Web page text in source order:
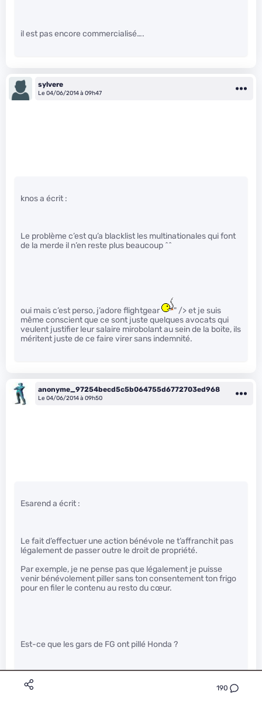
190
il est pas encore commercialisé….
sylvere
Le 04/06/2014 à 09h47
knos a écrit :
Le problème c’est qu’a blacklist les multinationales qui font
de la merde il n’en reste plus beaucoup ^^
oui mais c’est perso, j’adore flightgear
" /> et je suis
même conscient que ce sont juste quelques avocats qui
veulent justifier leur salaire mirobolant au sein de la boite, ils
méritent juste de ce faire virer sans indemnité.
anonyme_97254becd5c5b064755d6772703ed968
Le 04/06/2014 à 09h50
Esarend a écrit :
Le fait d’effectuer une action bénévole ne t’affranchit pas
légalement de passer outre le droit de propriété.
Par exemple, je ne pense pas que légalement je puisse
venir bénévolement piller sans ton consentement ton frigo
pour en filer le contenu au resto du cœur.
Est-ce que les gars de FG ont pillé Honda ?
alors arrêtes tes comparaisons disproportionnées.